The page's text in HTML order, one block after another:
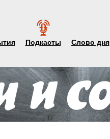
Подкасты Слово дня